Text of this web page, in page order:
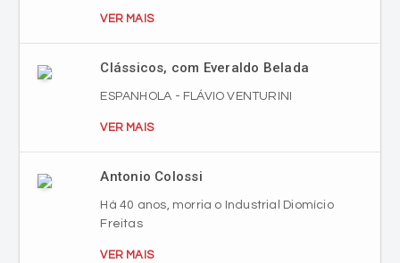
VER MAIS
Clássicos, com Everaldo Belada
ESPANHOLA - FLÁVIO VENTURINI
VER MAIS
Antonio Colossi
Há 40 anos, morria o Industrial Diomício
Freitas
VER MAIS